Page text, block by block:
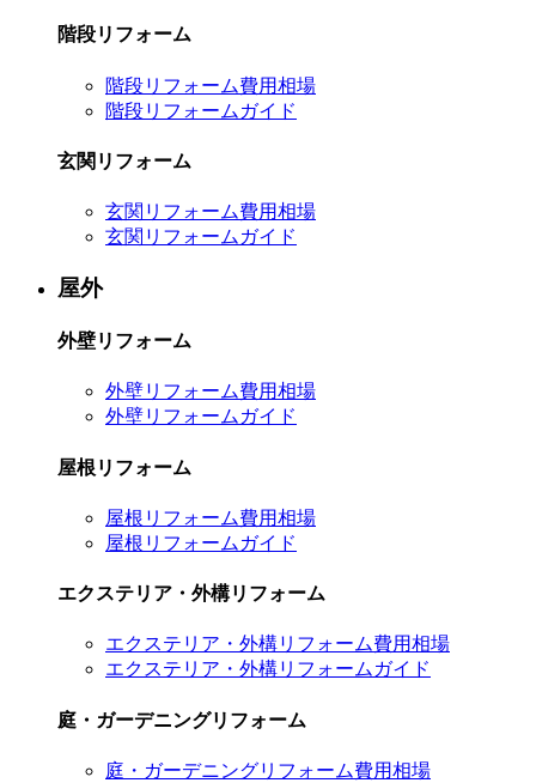
階段リフォーム
階段リフォーム費用相場
階段リフォームガイド
玄関リフォーム
玄関リフォーム費用相場
玄関リフォームガイド
屋外
外壁リフォーム
外壁リフォーム費用相場
外壁リフォームガイド
屋根リフォーム
屋根リフォーム費用相場
屋根リフォームガイド
エクステリア・外構リフォーム
エクステリア・外構リフォーム費用相場
エクステリア・外構リフォームガイド
庭・ガーデニングリフォーム
庭・ガーデニングリフォーム費用相場